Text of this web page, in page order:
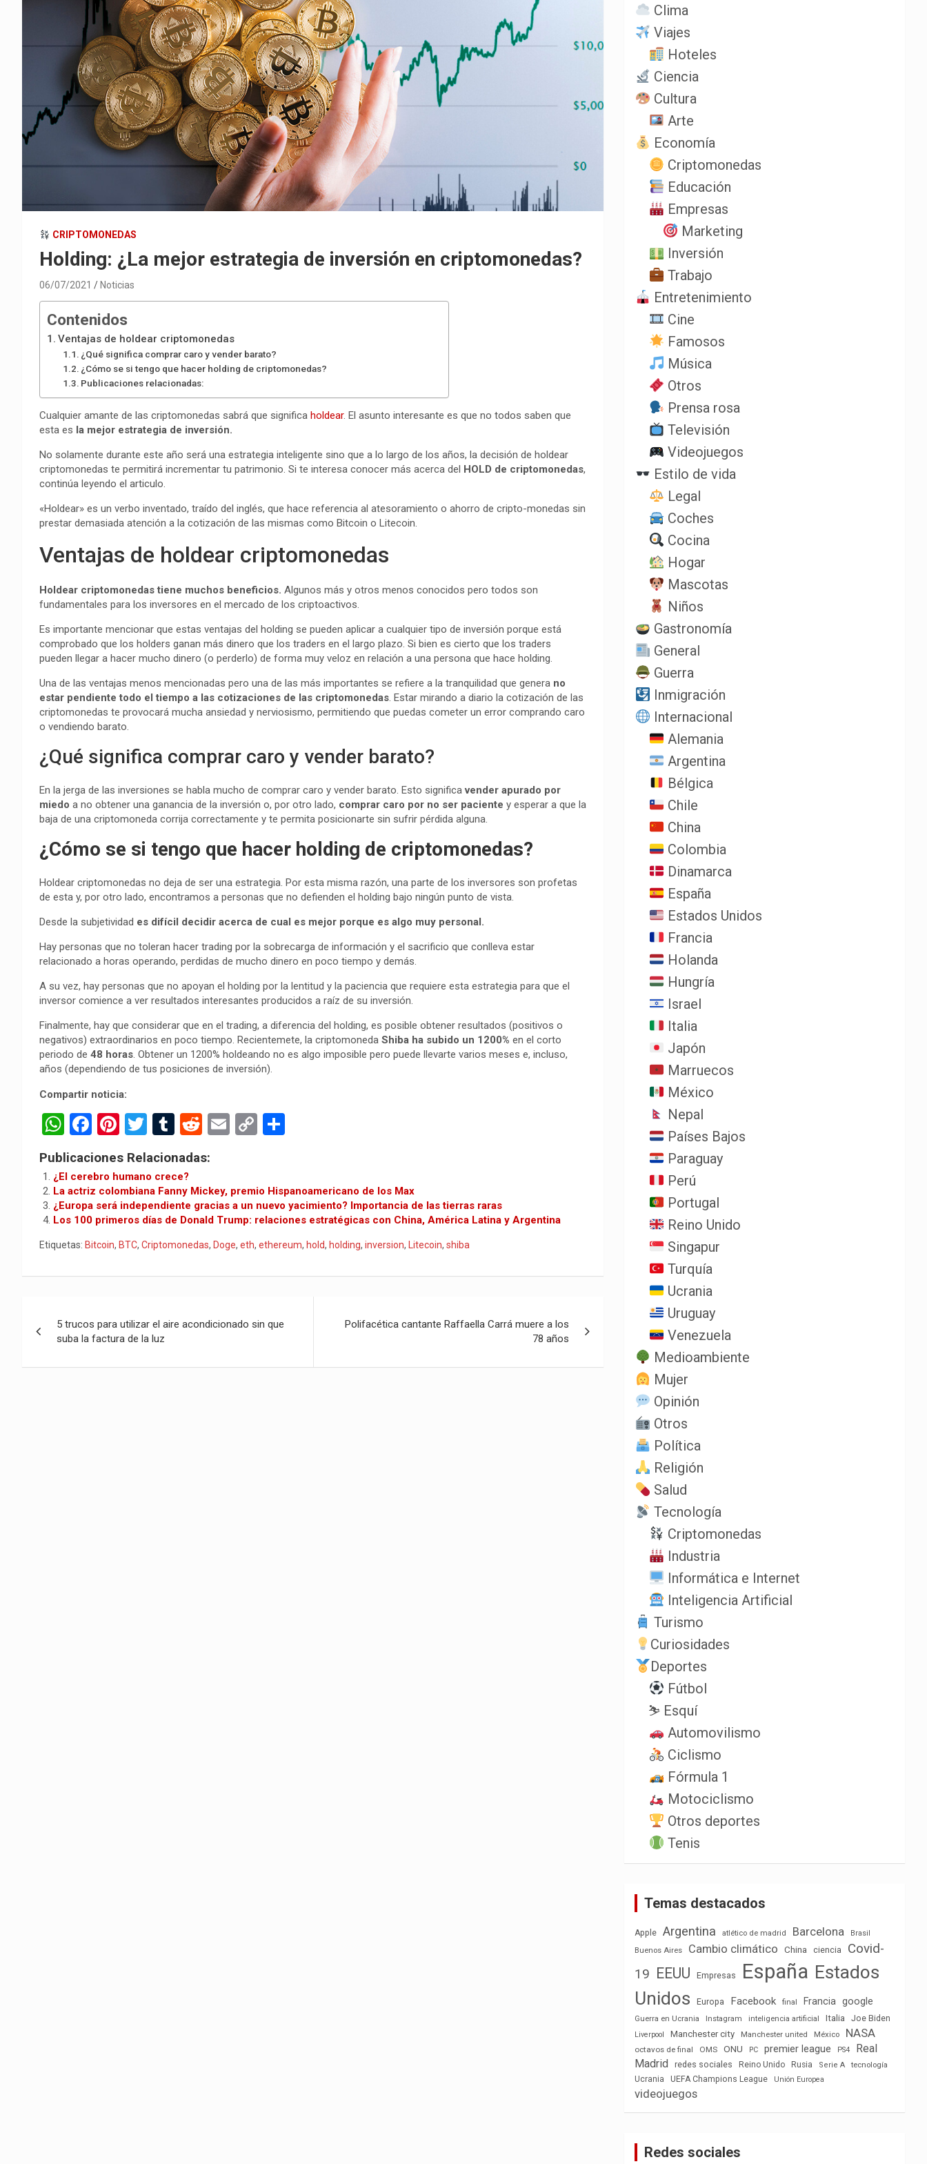
CRIPTOMONEDAS
Holding: ¿La mejor estrategia de inversión en criptomonedas?
06/07/2021 Noticias
Contenidos
Ventajas de holdear criptomonedas
¿Qué significa comprar caro y vender barato?
¿Cómo se si tengo que hacer holding de criptomonedas?
Publicaciones relacionadas:
Cualquier amante de las criptomonedas sabrá que significa holdear. El asunto interesante es que no todos saben que
esta es la mejor estrategia de inversión.
No solamente durante este año será una estrategia inteligente sino que a lo largo de los años, la decisión de holdear
criptomonedas te permitirá incrementar tu patrimonio. Si te interesa conocer más acerca del HOLD de criptomonedas,
continúa leyendo el articulo.
«Holdear» es un verbo inventado, traído del inglés, que hace referencia al atesoramiento o ahorro de cripto-monedas sin
prestar demasiada atención a la cotización de las mismas como Bitcoin o Litecoin.
Ventajas de holdear criptomonedas
Holdear criptomonedas tiene muchos beneficios. Algunos más y otros menos conocidos pero todos son
fundamentales para los inversores en el mercado de los criptoactivos.
Es importante mencionar que estas ventajas del holding se pueden aplicar a cualquier tipo de inversión porque está
comprobado que los holders ganan más dinero que los traders en el largo plazo. Si bien es cierto que los traders
pueden llegar a hacer mucho dinero (o perderlo) de forma muy veloz en relación a una persona que hace holding.
Una de las ventajas menos mencionadas pero una de las más importantes se refiere a la tranquilidad que genera no
estar pendiente todo el tiempo a las cotizaciones de las criptomonedas. Estar mirando a diario la cotización de las
criptomonedas te provocará mucha ansiedad y nerviosismo, permitiendo que puedas cometer un error comprando caro
o vendiendo barato.
¿Qué significa comprar caro y vender barato?
En la jerga de las inversiones se habla mucho de comprar caro y vender barato. Esto significavender apurado por
miedo a no obtener una ganancia de la inversión o, por otro lado, comprar caro por no ser paciente y esperar a que la
baja de una criptomoneda corrija correctamente y te permita posicionarte sin sufrir pérdida alguna.
¿Cómo se si tengo que hacer holding de criptomonedas?
Holdear criptomonedas no deja de ser una estrategia. Por esta misma razón, una parte de los inversores son profetas
de esta y, por otro lado, encontramos a personas que no defienden el holding bajo ningún punto de vista.
Desde la subjetividad es difícil decidir acerca de cual es mejor porque es algo muy personal.
Hay personas que no toleran hacer trading por la sobrecarga de información y el sacrificio que conlleva estar
relacionado a horas operando, perdidas de mucho dinero en poco tiempo y demás.
A su vez, hay personas que no apoyan el holding por la lentitud y la paciencia que requiere esta estrategia para que el
inversor comience a ver resultados interesantes producidos a raíz de su inversión.
Finalmente, hay que considerar que en el trading, a diferencia del holding, es posible obtener resultados (positivos o
negativos) extraordinarios en poco tiempo. Recientemete, la criptomoneda Shiba ha subido un 1200% en el corto
periodo de 48 horas. Obtener un 1200% holdeando no es algo imposible pero puede llevarte varios meses e, incluso,
años (dependiendo de tus posiciones de inversión).
Compartir noticia:
W
h
at
s
A
p
p
F
a
ce
b
o
o
k
Pi
nt
er
es
t
T
wi
tt
er
T
m
bl
r
R
d
di
t
E
C
Li
n
k
p
ar
Publicaciones Relacionadas:
¿El cerebro humano crece?
La actriz colombiana Fanny Mickey, premio Hispanoamericano de los Max
¿Europa será independiente gracias a un nuevo yacimiento? Importancia de las tierras raras
Los 100 primeros días de Donald Trump: relaciones estratégicas con China, América Latina y Argentina
Etiquetas: Bitcoin, BTC, Criptomonedas, Doge, eth, ethereum, hold, holding, inversion, Litecoin, shiba
de
entradas
5 trucos para utilizar el aire acondicionado sin que
suba la factura de la luz
Polifacética cantante Raffaella Carrá muere a los
78 años
Clima
Viajes
Hoteles
Ciencia
Cultura
Arte
Economía
Criptomonedas
Educación
Empresas
Marketing
Inversión
Trabajo
Entretenimiento
Cine
Famosos
Música
Otros
Prensa rosa
Televisión
Videojuegos
Estilo de vida
Legal
Coches
Cocina
Hogar
Mascotas
Niños
Gastronomía
General
Guerra
Inmigración
Internacional
Alemania
Argentina
Bélgica
Chile
China
Colombia
Dinamarca
España
Estados Unidos
Francia
Holanda
Hungría
Israel
Italia
Japón
Marruecos
México
Nepal
Países Bajos
Paraguay
Perú
Portugal
Reino Unido
Singapur
Turquía
Ucrania
Uruguay
Venezuela
Medioambiente
Mujer
Opinión
Otros
Política
Religión
Salud
Tecnología
Criptomonedas
Industria
Informática e Internet
Inteligencia Artificial
Turismo
Curiosidades
Deportes
Fútbol
⛷️ Esquí
Automovilismo
Ciclismo
Fórmula 1
Motociclismo
Otros deportes
Tenis
Temas destacados
Apple Argentina atlético de madrid Barcelona
Brasil
Buenos Aires
Cambio climático China ciencia
Covid-
19
EEUU Empresas España Estados
Unidos
Europa Facebook final Francia google
Guerra en Ucrania Instagram inteligencia artificial Italia Joe Biden
Liverpool Manchester city Manchester united México NASA
octavos de final OMS ONU PC premier league PS4
Real
Madrid
redes sociales Reino Unido Rusia Serie A
tecnología
Ucrania
UEFA Champions League Unión Europea
videojuegos
Redes sociales